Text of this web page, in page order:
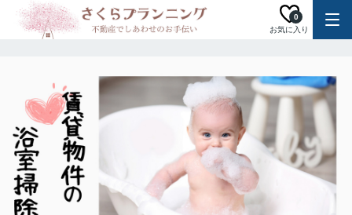
お気に入り
0